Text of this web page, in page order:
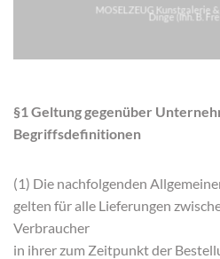
MOSELZEUG Kunstgalerie
Dinge (Inh. B.
§1 Geltung gegenüber
Begriffsdefinitionen
(1) Die nachfolgenden
gelten für alle Lieferungen
Verbraucher
in ihrer zum Zeitpunkt der